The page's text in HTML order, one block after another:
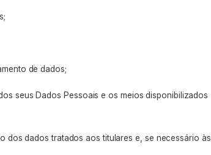
de dados;
seus Dados Pessoais e os meios disponibilizados
dos dados tratados aos titulares e, se necessário às